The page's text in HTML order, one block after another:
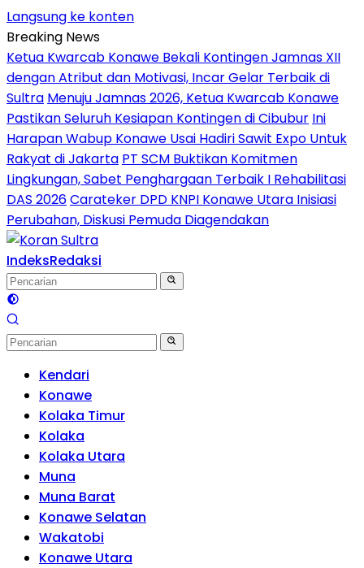
Langsung ke konten
Breaking News
Ketua Kwarcab Konawe Bekali Kontingen Jamnas XII
dengan Atribut dan Motivasi, Incar Gelar Terbaik di
Sultra Menuju Jamnas 2026, Ketua Kwarcab Konawe
Pastikan Seluruh Kesiapan Kontingen di Cibubur Ini
Harapan Wabup Konawe Usai Hadiri Sawit Expo Untuk
Rakyat di Jakarta PT SCM Buktikan Komitmen
Lingkungan, Sabet Penghargaan Terbaik I Rehabilitasi
DAS 2026Carateker DPD KNPI Konawe Utara Inisiasi
Perubahan, Diskusi Pemuda Diagendakan
IndeksRedaksi
Kendari
Konawe
Kolaka Timur
Kolaka
Kolaka Utara
Muna
Muna Barat
Konawe Selatan
Wakatobi
Konawe Utara